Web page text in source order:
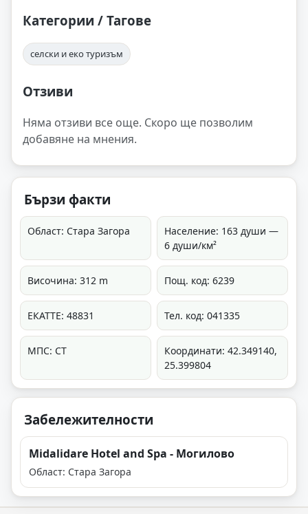
Категории / Тагове
селски и еко туризъм
Отзиви
Няма отзиви все още. Скоро ще позволим
добавяне на мнения.
Бързи факти
Област: Стара Загора
Население: 163 души —
6 души/км²
Височина: 312 m Пощ. код: 6239
ЕКАТТЕ: 48831 Тел. код: 041335
МПС: СТ
Координати: 42.349140,
25.399804
Забележителности
Midalidare Hotel and Spa - Могилово
Област: Стара Загора